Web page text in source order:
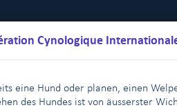
Cynologique
eine Hund oder planen, einen
des Hundes ist von äusserster